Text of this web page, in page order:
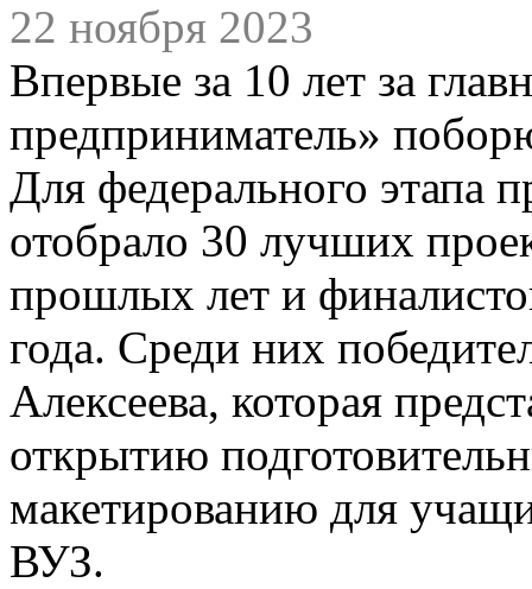
22 ноября 2023
Впервые за 10 лет за
предприниматель»
Для федерального этапа
отобрало 30 лучших
прошлых лет и
года. Среди них
Алексеева, которая
открытию
макетированию для
ВУЗ.